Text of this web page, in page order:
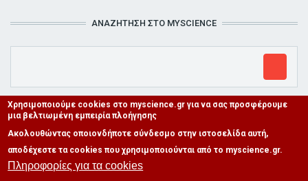
Χρησιμοποιούμε cookies στο myscience.gr για να σας προσφέρουμε
μια βελτιωμένη εμπειρία πλοήγησης
Ακολουθώντας οποιονδήποτε σύνδεσμο στην ιστοσελίδα αυτή,
αποδέχεστε τα cookies που χρησιμοποιούνται από το myscience.gr.
Πληροφορίες για τα cookies
ΑΝΑΖΉΤΗΣΗ ΣΤΟ MYSCIENCE